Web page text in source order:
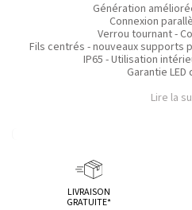
Génération
Connexion
Verrou tournant -
Fils centrés - nouveaux supports
IP65 - Utilisation
Garantie LED
Lire la
LIVRAISON
GRATUITE*